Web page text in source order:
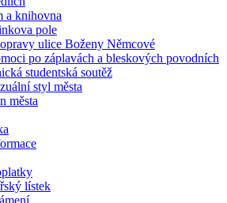
a knihovna
pole
ulice Boženy Němcové
po záplavách a bleskových povodních
studentská soutěž
styl města
města
lístek